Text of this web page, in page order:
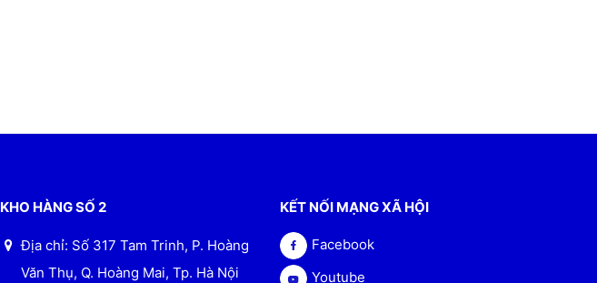
KHO HÀNG SỐ 2
Địa chỉ: Số 317 Tam Trinh, P. Hoàng
Văn Thụ, Q. Hoàng Mai, Tp. Hà Nội
KẾT NỐI MẠNG XÃ HỘI
Facebook
Youtube